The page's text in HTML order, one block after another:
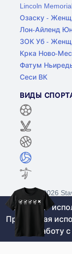
Lincoln
Озаску -
Лон-Айленд
ЗОК Уб -
Крка Ново-
Фатум
Сеси ВК
ВИДЫ
©2017-2026
Для
проводятся
Этот сайт
Продолжая
работу